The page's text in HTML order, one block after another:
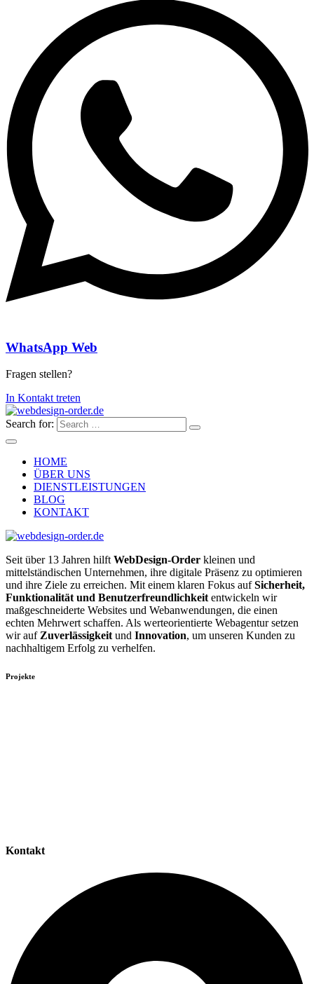
WhatsApp Web
Fragen stellen?
In Kontakt treten
Search for:
HOME
ÜBER UNS
DIENSTLEISTUNGEN
BLOG
KONTAKT
Seit über 13 Jahren hilft WebDesign-Order kleinen und
mittelständischen Unternehmen, ihre digitale Präsenz zu optimieren
und ihre Ziele zu erreichen. Mit einem klaren Fokus aufSicherheit,
Funktionalität und Benutzerfreundlichkeit entwickeln wir
maßgeschneiderte Websites und Webanwendungen, die einen
echten Mehrwert schaffen. Als werteorientierte Webagentur setzen
wir auf Zuverlässigkeit und Innovation, um unseren Kunden zu
nachhaltigem Erfolg zu verhelfen.
Projekte
Kontakt